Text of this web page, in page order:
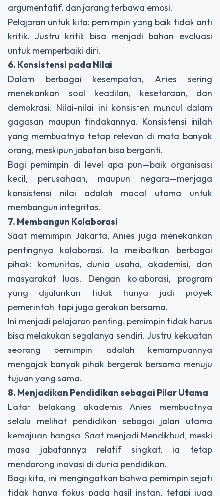
argumentatif, dan jarang terbawa emosi.
Pelajaran untuk kita: pemimpin yang baik tidak anti
kritik. Justru kritik bisa menjadi bahan evaluasi
untuk memperbaiki diri.
6. Konsistensi pada Nilai
Dalam berbagai kesempatan, Anies sering
menekankan soal keadilan, kesetaraan, dan
demokrasi. Nilai-nilai ini konsisten muncul dalam
gagasan maupun tindakannya. Konsistensi inilah
yang membuatnya tetap relevan di mata banyak
orang, meskipun jabatan bisa berganti.
Bagi pemimpin di level apa pun—baik organisasi
kecil, perusahaan, maupun negara—menjaga
konsistensi nilai adalah modal utama untuk
membangun integritas.
7. Membangun Kolaborasi
Saat memimpin Jakarta, Anies juga menekankan
pentingnya kolaborasi. Ia melibatkan berbagai
pihak: komunitas, dunia usaha, akademisi, dan
masyarakat luas. Dengan kolaborasi, program
yang dijalankan tidak hanya jadi proyek
pemerintah, tapi juga gerakan bersama.
Ini menjadi pelajaran penting: pemimpin tidak harus
bisa melakukan segalanya sendiri. Justru kekuatan
seorang pemimpin adalah kemampuannya
mengajak banyak pihak bergerak bersama menuju
tujuan yang sama.
8. Menjadikan Pendidikan sebagai Pilar Utama
Latar belakang akademis Anies membuatnya
selalu melihat pendidikan sebagai jalan utama
kemajuan bangsa. Saat menjadi Mendikbud, meski
masa jabatannya relatif singkat, ia tetap
mendorong inovasi di dunia pendidikan.
Bagi kita, ini mengingatkan bahwa pemimpin sejati
tidak hanya fokus pada hasil instan, tetapi juga